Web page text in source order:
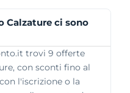
Calzature ci sono
trovi 9 offerte
con sconti fino al
l'iscrizione o la